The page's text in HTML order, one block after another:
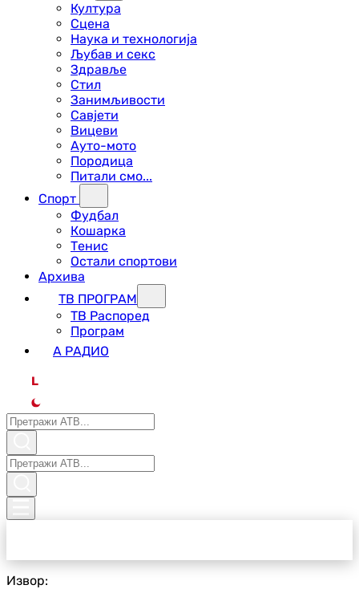
Култура
Сцена
Наука и технологија
Љубав и секс
Здравље
Стил
Занимљивости
Савјети
Вицеви
Ауто-мото
Породица
Питали смо...
Спорт
Фудбал
Кошарка
Тенис
Остали спортови
Архива
ТВ ПРОГРАМ
ТВ Распоред
Програм
А РАДИО
L
Извор: